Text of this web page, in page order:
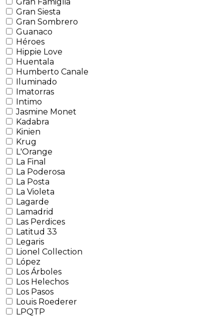
Gran Siesta
Gran Sombrero
Guanaco
Héroes
Hippie Love
Huentala
Humberto Canale
Iluminado
Imatorras
Intimo
Jasmine Monet
Kadabra
Kinien
Krug
L'Orange
La Final
La Poderosa
La Posta
La Violeta
Lagarde
Lamadrid
Las Perdices
Latitud 33
Legaris
Lionel Collection
López
Los Árboles
Los Helechos
Los Pasos
Louis Roederer
LPQTP